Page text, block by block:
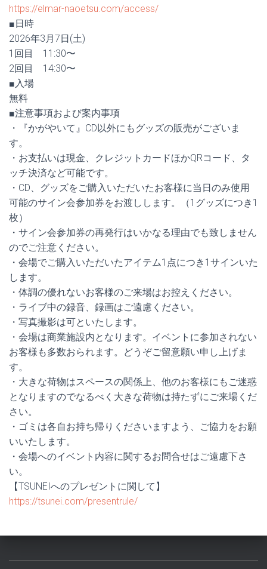
https://elmar-naoetsu.com/access/
■日時
2026年3月7日(土)
1回目 11:30〜
2回目 14:30〜
■入場
無料
■注意事項および案内事項
・『かがやいて』CD以外にもグッズの販売がございま
す。
・お支払いは現金、クレジットカードほかQRコード、タ
ッチ決済など可能です。
・CD、グッズをご購入いただいたお客様に当日のみ使用
可能のサイン会参加券をお渡しします。（1グッズにつき1
枚）
・サイン会参加券の再発行はいかなる理由でも致しません
のでご注意ください。
・会場でご購入いただいたアイテム1点につき1サインいた
します。
・体調の優れないお客様のご来場はお控えください。
・ライブ中の録音、録画はご遠慮ください。
・写真撮影は可といたします。
・会場は商業施設内となります。イベントに参加されない
お客様も多数おられます。どうぞご留意願い申し上げま
す。
・大きな荷物はスペースの関係上、他のお客様にもご迷惑
となりますのでなるべく大きな荷物は持たずにご来場くだ
さい。
・ゴミは各自お持ち帰りくださいますよう、ご協力をお願
いいたします。
・会場へのイベント内容に関するお問合せはご遠慮下さ
い。
【TSUNEIへのプレゼントに関して】
https://tsunei.com/presentrule/